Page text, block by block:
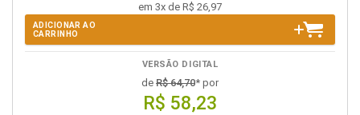
em 3x de R$ 26,97
ADICIONAR AO
CARRINHO
VERSÃO DIGITAL
de R$ 64,70* por
R$ 58,23